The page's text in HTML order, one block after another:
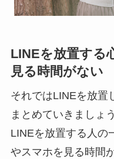
LINEを放置する
見る時間がない
それではLINEを放置
まとめていきましょう
LINEを放置する人の
やスマホを見る時間